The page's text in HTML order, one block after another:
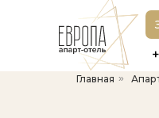
Главная »